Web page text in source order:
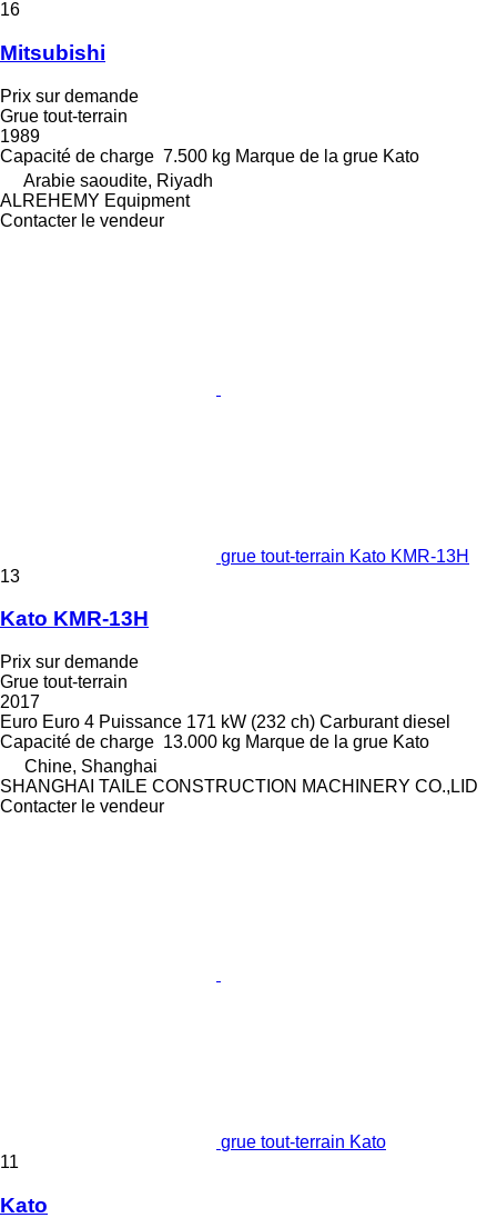
16
Mitsubishi
Prix sur demande
Grue tout-terrain
1989
Capacité de charge 7.500 kg Marque de la grue Kato
Arabie saoudite, Riyadh
ALREHEMY Equipment
Contacter le vendeur
grue tout-terrain Kato KMR-13H
13
Kato KMR-13H
Prix sur demande
Grue tout-terrain
2017
Euro Euro 4 Puissance 171 kW (232 ch) Carburant diesel
Capacité de charge 13.000 kg Marque de la grue Kato
Chine, Shanghai
SHANGHAI TAILE CONSTRUCTION MACHINERY CO.,LID
Contacter le vendeur
grue tout-terrain Kato
11
Kato